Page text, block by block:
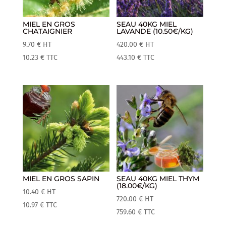
MIEL EN GROS
CHATAIGNIER
9.70 € HT
10.23 € TTC
SEAU 40KG MIEL
LAVANDE (10.50€/KG)
420.00€ HT
443.10€ TTC
MIEL EN GROS SAPIN
10.40 € HT
10.97 € TTC
SEAU 40KG MIEL THYM
(18.00€/KG)
720.00€ HT
759.60€ TTC